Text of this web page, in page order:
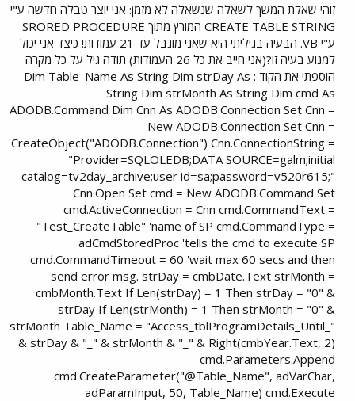
זוהי שאלת המשך לשאלה שנשאלה לא מזמן: אני יוצר טבלה חדשה ע"י
CREATE TABLE STRING המורץ מתוך SRORED PROCEDURE
ע"י VB. הבעיה בגיליתי היא שאני מוגבל עד 21 עמודות! כיצד אני יכול
למנוע בעיה זו?(אני חייב את כל 26 העמודות) תודה גיל על כל מקרה
הוספתי את הקוד : Dim Table_Name As String Dim strDay As
String Dim strMonth As String Dim cmd As
ADODB.Command Dim Cnn As ADODB.Connection Set Cnn =
New ADODB.Connection Set Cnn =
CreateObject("ADODB.Connection") Cnn.ConnectionString =
"Provider=SQLOLEDB;DATA SOURCE=galm;initial
catalog=tv2day_archive;user id=sa;password=v520r615;"
Cnn.Open Set cmd = New ADODB.Command Set
cmd.ActiveConnection = Cnn cmd.CommandText =
"Test_CreateTable" 'name of SP cmd.CommandType =
adCmdStoredProc 'tells the cmd to execute SP
cmd.CommandTimeout = 60 'wait max 60 secs and then
send error msg. strDay = cmbDate.Text strMonth =
cmbMonth.Text If Len(strDay) = 1 Then strDay = "0" &
strDay If Len(strMonth) = 1 Then strMonth = "0" &
strMonth Table_Name = "Access_tblProgramDetails_Until_"
& strDay & "_" & strMonth & "_" & Right(cmbYear.Text, 2)
cmd.Parameters.Append
cmd.CreateParameter("@Table_Name", adVarChar,
adParamInput, 50, Table_Name) cmd.Execute